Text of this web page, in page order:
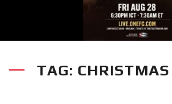
RECENT
TAG: